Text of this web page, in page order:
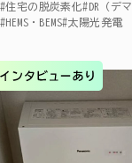
#住宅の脱炭素化#DR（デ
#HEMS・BEMS#太陽光発電